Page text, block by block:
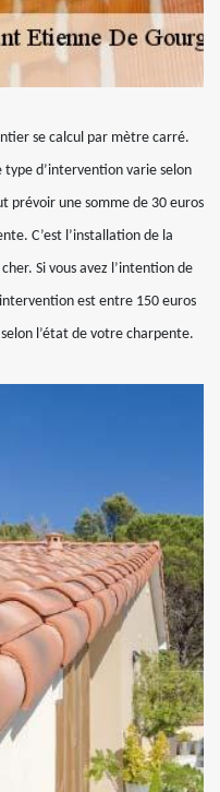
se calcul par mètre carré.
type d’intervention varie selon
prévoir une somme de 30 euros
C’est l’installation de la
Si vous avez l’intention de
est entre 150 euros
l’état de votre charpente.